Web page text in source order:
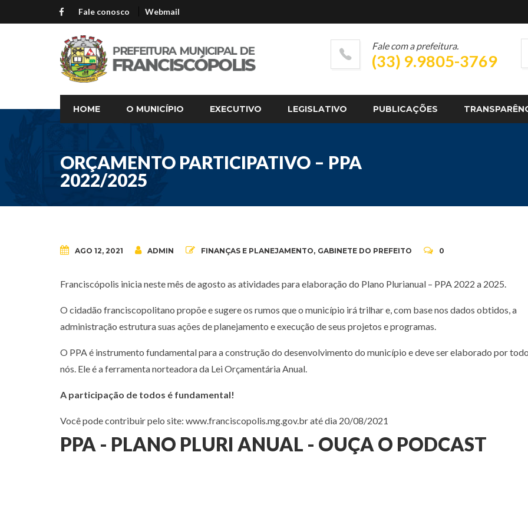
Fale conosco Webmail
HOME O MUNICÍPIO EXECUTIVO LEGISLATIVO PUBLICAÇÕES
Fale com a prefeitura.
(33) 9.9805-3769
ORÇAMENTO PARTICIPATIVO – PPA
2022/2025
AGO 12, 2021 ADMIN FINANÇAS E PLANEJAMENTO, GABINETE DO PREFEITO 0
Franciscópolis inicia neste mês de agosto as atividades para elaboração do Plano Plurianual – PPA 2022 a 2025.
O cidadão franciscopolitano propõe e sugere os rumos que o município irá trilhar e, com base nos dados obtidos, a
administração estrutura suas ações de planejamento e execução de seus projetos e programas.
O PPA é instrumento fundamental para a construção do desenvolvimento do município e deve ser elaborado por
nós. Ele é a ferramenta norteadora da Lei Orçamentária Anual.
A participação de todos é fundamental!
Você pode contribuir pelo site: www.franciscopolis.mg.gov.br até dia 20/08/2021
PPA - PLANO PLURI ANUAL - OUÇA O PODCAST